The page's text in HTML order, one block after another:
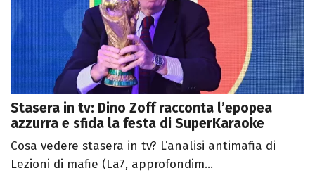
Stasera in tv: Dino Zoff racconta l’epopea
azzurra e sfida la festa di SuperKaraoke
Cosa vedere stasera in tv? L’analisi antimafia di
Lezioni di mafie (La7, approfondim...